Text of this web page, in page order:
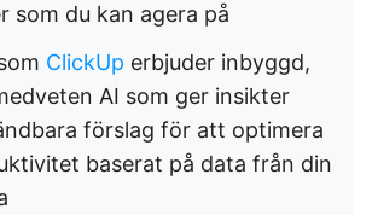
som du kan agera på
ClickUp erbjuder inbyggd,
AI som ger insikter
förslag för att optimera
baserat på data från din